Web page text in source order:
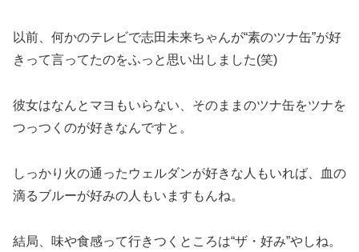
以前、何かのテレビで志田未来ちゃんが“素のツナ缶”が好
きって言ってたのをふっと思い出しました(笑)
彼女はなんとマヨもいらない、そのままのツナ缶をツナを
つっつくのが好きなんですと。
しっかり火の通ったウェルダンが好きな人もいれば、血の
滴るブルーが好みの人もいますもんね。
結局、味や食感って行きつくところは“ザ・好み”やしね。